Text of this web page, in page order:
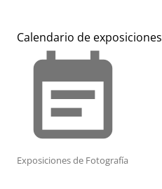
Calendario de exposiciones
event_note
Exposiciones de Fotografía